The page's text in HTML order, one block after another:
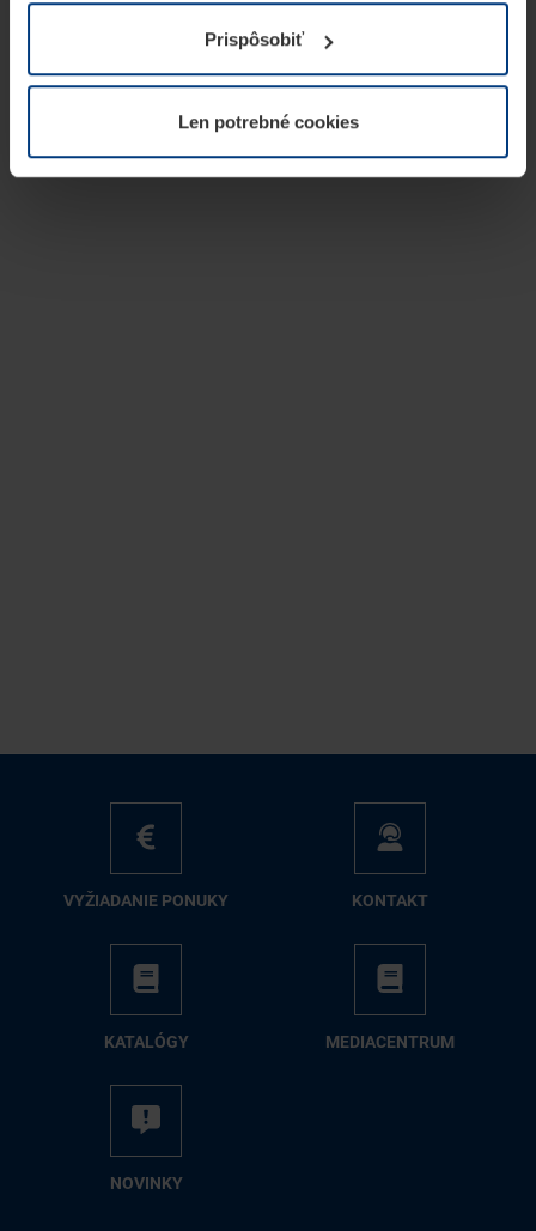
prevádzku tejto stránky. Pre všetky ostatné typy cookie
potrebujeme Vaše povolenie. Vaše povolenie môžete
kedykoľvek zmeniť alebo odvolať vo vysvetlení cookie
našej webovej stránky.
Prispôsobiť
Len potrebné cookies
VY­ŽIA­DA­NIE PO­NU­KY KON­TAKT
KA­TA­LÓ­GY ME­DIA­CEN­TRUM
NO­VIN­KY